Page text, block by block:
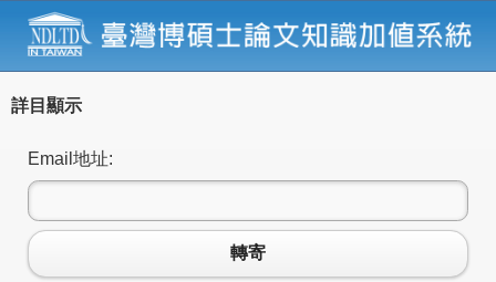
詳目顯示
Email地址:
轉寄